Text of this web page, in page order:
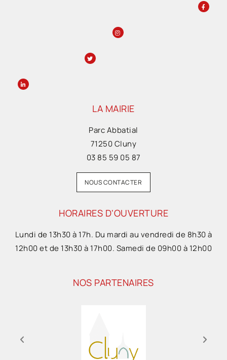
LA MAIRIE
Parc Abbatial
71250 Cluny
03 85 59 05 87
NOUS CONTACTER
HORAIRES D'OUVERTURE
Lundi de 13h30 à 17h. Du mardi au vendredi de 8h30 à
12h00 et de 13h30 à 17h00. Samedi de 09h00 à 12h00
NOS PARTENAIRES